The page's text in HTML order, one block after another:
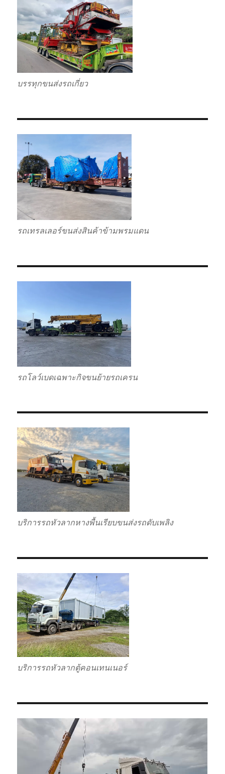
บรรทุกขนส่งรถเกี่ยว
รถเทรลเลอร์ขนส่งสินค้าข้ามพรมแดน
รถโลว์เบดเฉพาะกิจขนย้ายรถเครน
บริการรถหัวลากหางพื้นเรียบขนส่งรถดับเพลิง
บริการรถหัวลากตู้คอนเทนเนอร์